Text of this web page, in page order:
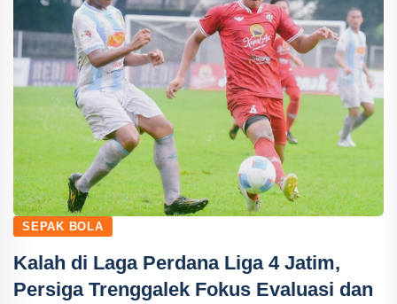
SEPAK BOLA
Kalah di Laga Perdana Liga 4 Jatim,
Persiga Trenggalek Fokus Evaluasi dan